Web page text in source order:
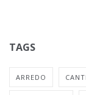
TAGS
ARREDO